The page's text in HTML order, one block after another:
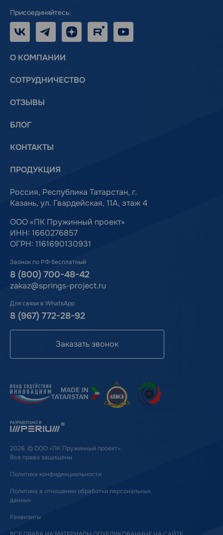
Присоединяйтесь:
Telegram Дзен RUTUBE
О КОМПАНИИ
СОТРУДНИЧЕСТВО
ОТЗЫВЫ
БЛОГ
КОНТАКТЫ
ПРОДУКЦИЯ
Россия, Республика Татарстан, г.
Казань, ул. Гвардейская, 11А, этаж 4
ООО «ПК Пружинный проект»
ИНН: 1660276857
ОГРН: 1161690130931
Звонок по РФ бесплатный
8 (800) 700-48-42
zakaz@springs-project.ru
Для связи в WhatsApp
8 (967) 772-28-92
Заказать звонок
2026, © ООО «ПК Пружинный проект».
Все права защищены
Политика конфиденциальности
Политика в отношении обработки персональных
данных
Реквизиты